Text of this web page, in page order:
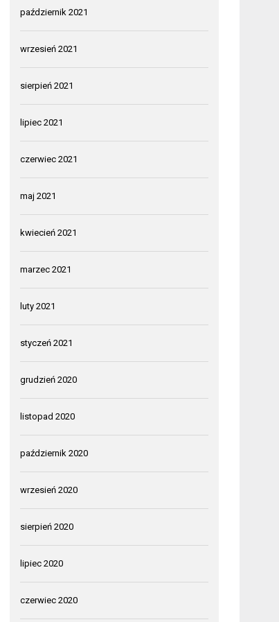
październik 2021
wrzesień 2021
sierpień 2021
lipiec 2021
czerwiec 2021
maj 2021
kwiecień 2021
marzec 2021
luty 2021
styczeń 2021
grudzień 2020
listopad 2020
październik 2020
wrzesień 2020
sierpień 2020
lipiec 2020
czerwiec 2020